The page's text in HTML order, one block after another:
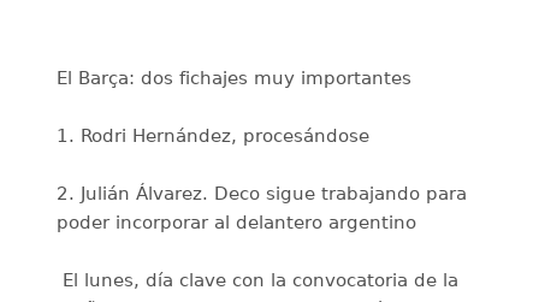
El Barça: dos fichajes muy importantes
1. Rodri Hernández, procesándose
2. Julián Álvarez. Deco sigue trabajando para
poder incorporar al delantero argentino
️ El lunes, día clave con la convocatoria de la